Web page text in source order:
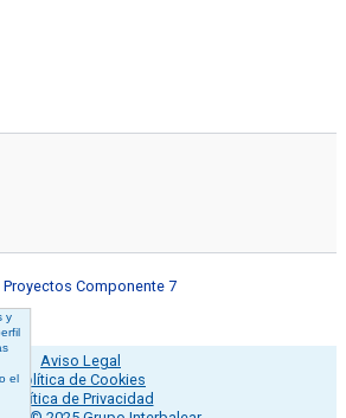
Aviso Legal
Política de Cookies
Política de Privacidad
y
el